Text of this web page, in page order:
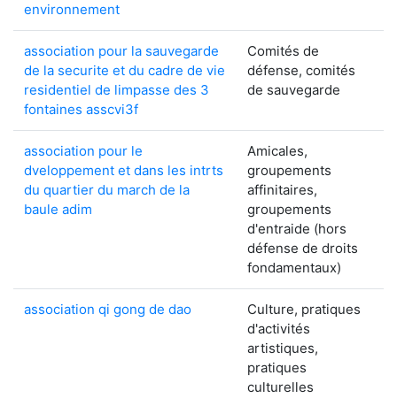
environnement
association pour la sauvegarde
de la securite et du cadre de vie
residentiel de limpasse des 3
fontaines asscvi3f
Comités de
défense, comités
de sauvegarde
association pour le
dveloppement et dans les intrts
du quartier du march de la
baule adim
Amicales,
groupements
affinitaires,
groupements
d'entraide (hors
défense de droits
fondamentaux)
association qi gong de dao
Culture, pratiques
d'activités
artistiques,
pratiques
culturelles